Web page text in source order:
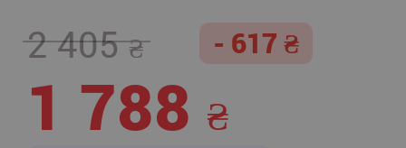
2 405 - 617
1 788